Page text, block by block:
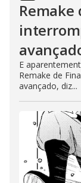
Remake
E
Remake de
avançado, diz...